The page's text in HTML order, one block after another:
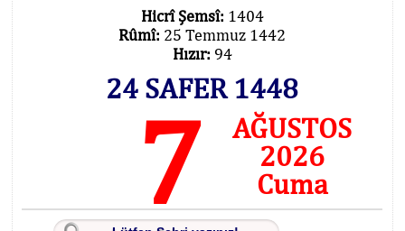
Hicrî Şemsî: 1404
Rûmî: 25 Temmuz 1442
Hızır: 94
24 SAFER 1448
7
AĞUSTOS
2026
Cuma